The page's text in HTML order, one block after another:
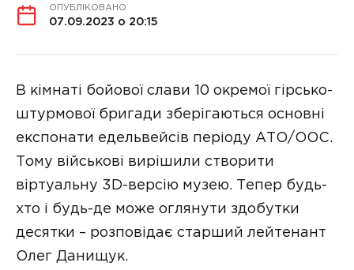
ОПУБЛІКОВАНО
07.09.2023 о 20:15
В кімнаті бойової слави 10 окремої гірсько-
штурмової бригади зберігаються основні
експонати едельвейсів періоду АТО/ООС.
Тому військові вирішили створити
віртуальну 3D-версію музею. Тепер будь-
хто і будь-де може оглянути здобутки
десятки – розповідає старший лейтенант
Олег Данищук.